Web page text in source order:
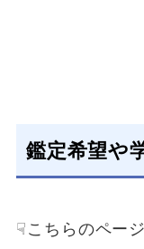
鑑定希望や
☟こちらのペー